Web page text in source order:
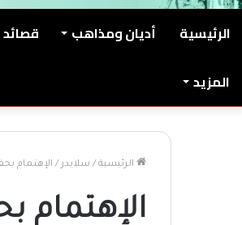
الرئيسية أديان ومذاهب
المزيد
الرئيسية / سلايدر / الإهتمام
الإهتمام